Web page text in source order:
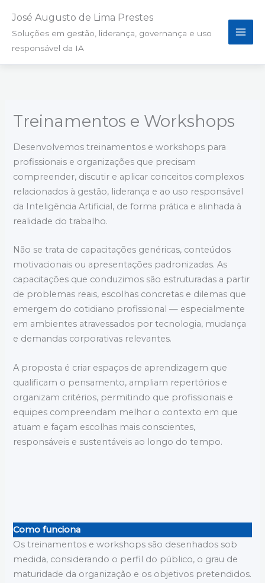
para
conteúdo
José Augusto de Lima Prestes
Soluções em gestão, liderança, governança e uso
responsável da IA
Treinamentos e Workshops
Desenvolvemos treinamentos e workshops para
profissionais e organizações que precisam
compreender, discutir e aplicar conceitos complexos
relacionados à gestão, liderança e ao uso responsável
da Inteligência Artificial, de forma prática e alinhada à
realidade do trabalho.
Não se trata de capacitações genéricas, conteúdos
motivacionais ou apresentações padronizadas. As
capacitações que conduzimos são estruturadas a partir
de problemas reais, escolhas concretas e dilemas que
emergem do cotidiano profissional — especialmente
em ambientes atravessados por tecnologia, mudança
e demandas corporativas relevantes.
A proposta é criar espaços de aprendizagem que
qualificam o pensamento, ampliam repertórios e
organizam critérios, permitindo que profissionais e
equipes compreendam melhor o contexto em que
atuam e façam escolhas mais conscientes,
responsáveis e sustentáveis ao longo do tempo.
Como funciona
Os treinamentos e workshops são desenhados sob
medida, considerando o perfil do público, o grau de
maturidade da organização e os objetivos pretendidos.